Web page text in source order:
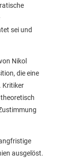
sei und
Nikol
die eine
Kritiker
ausgelöst.